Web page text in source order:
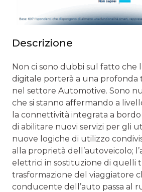
Descrizione
Non ci sono dubbi sul fatto che
digitale porterà a una profonda
nel settore Automotive. Sono
che si stanno affermando a
la connettività integrata a
di abilitare nuovi servizi per gli
nuove logiche di utilizzo
alla proprietà dell’autoveicolo;
elettrici in sostituzione di quelli
trasformazione del viaggiatore
conducente dell’auto passa al